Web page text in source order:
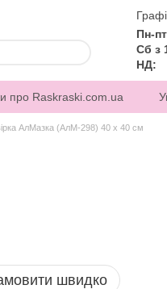
Пн-
Сб з
НД:
про Raskraski.com.ua
АлМазка (АлМ-298) 40 х 40 см
швидко